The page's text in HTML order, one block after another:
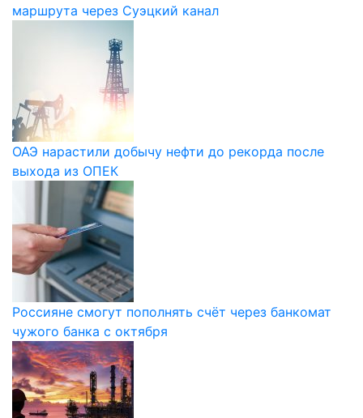
маршрута через Суэцкий канал
ОАЭ нарастили добычу нефти до рекорда после
выхода из ОПЕК
Россияне смогут пополнять счёт через банкомат
чужого банка с октября